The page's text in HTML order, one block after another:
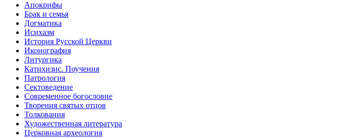
Апокрифы
Брак и семья
Догматика
Исихазм
История Русской Церкви
Иконография
Литургика
Катихизис. Поучения
Патрология
Сектоведение
Современное богословие
Творения святых отцов
Толкования
Художественная литература
Церковная археология